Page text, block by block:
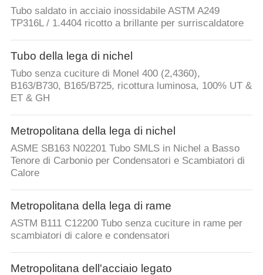
Tubo saldato in acciaio inossidabile ASTM A249
TP316L / 1.4404 ricotto a brillante per surriscaldatore
Tubo della lega di nichel
Tubo senza cuciture di Monel 400 (2,4360),
B163/B730, B165/B725, ricottura luminosa, 100% UT &
ET & GH
Metropolitana della lega di nichel
ASME SB163 N02201 Tubo SMLS in Nichel a Basso
Tenore di Carbonio per Condensatori e Scambiatori di
Calore
Metropolitana della lega di rame
ASTM B111 C12200 Tubo senza cuciture in rame per
scambiatori di calore e condensatori
Metropolitana dell'acciaio legato